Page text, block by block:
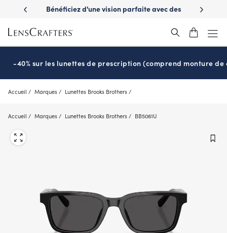
main
content
avantages
Bénéficiez d'une vision parfaite avec des
Prêt pour
-40% sur les lunettes de prescription (comprend monture de
Accueil Marques Lunettes Brooks Brothers
Accueil Marques Lunettes Brooks Brothers BB5061U